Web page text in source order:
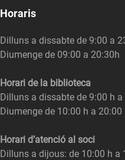
Horaris
Dilluns a dissabte de 9:00 a
Diumenge de 09:00 a 20:30h
Horari de la biblioteca
Dilluns a dissabte de 9:00 h
Diumenge de 10:00 h a 20:00
Horari d’atenció al soci
Dilluns a dijous: de 10:00 h a